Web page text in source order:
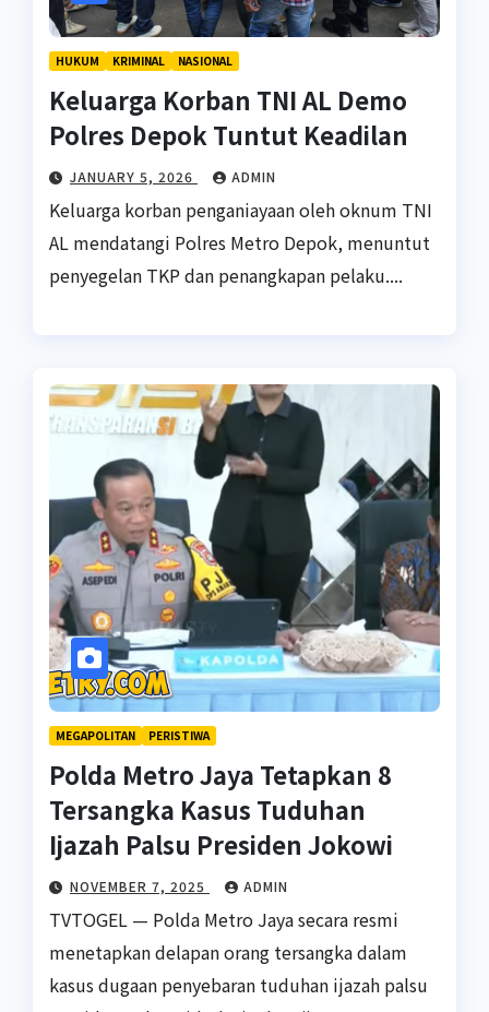
HUKUM KRIMINAL NASIONAL
Keluarga Korban TNI AL Demo
Polres Depok Tuntut Keadilan
JANUARY 5, 2026 ADMIN
Keluarga korban penganiayaan oleh oknum TNI
AL mendatangi Polres Metro Depok, menuntut
penyegelan TKP dan penangkapan pelaku....
MEGAPOLITAN PERISTIWA
Polda Metro Jaya Tetapkan 8
Tersangka Kasus Tuduhan
Ijazah Palsu Presiden Jokowi
NOVEMBER 7, 2025 ADMIN
TVTOGEL — Polda Metro Jaya secara resmi
menetapkan delapan orang tersangka dalam
kasus dugaan penyebaran tuduhan ijazah palsu